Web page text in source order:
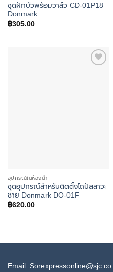
ชุดฝักบัวพร้อมวาล์ว CD-01P18
Donmark
฿305.00
อุปกรณ์ในห้องน้ำ
ชุดอุปกรณ์สำหรับติดตั้งโถปัสสาวะ
ชาย Donmark DO-01F
฿620.00
Email